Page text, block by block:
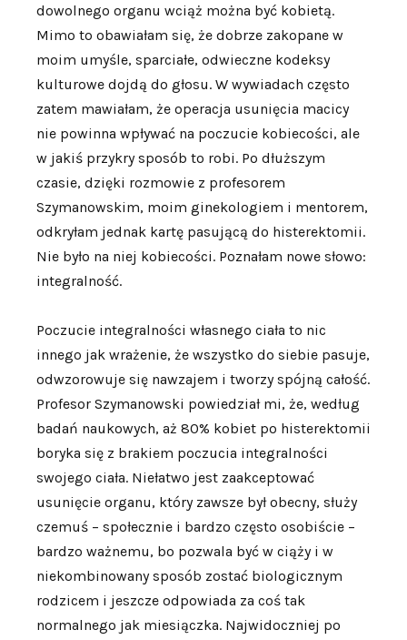
dowolnego organu wciąż można być kobietą.
Mimo to obawiałam się, że dobrze zakopane w
moim umyśle, sparciałe, odwieczne kodeksy
kulturowe dojdą do głosu. W wywiadach często
zatem mawiałam, że operacja usunięcia macicy
nie powinna wpływać na poczucie kobiecości, ale
w jakiś przykry sposób to robi. Po dłuższym
czasie, dzięki rozmowie z profesorem
Szymanowskim, moim ginekologiem i mentorem,
odkryłam jednak kartę pasującą do histerektomii.
Nie było na niej kobiecości. Poznałam nowe słowo:
integralność.
Poczucie integralności własnego ciała to nic
innego jak wrażenie, że wszystko do siebie pasuje,
odwzorowuje się nawzajem i tworzy spójną całość.
Profesor Szymanowski powiedział mi, że, według
badań naukowych, aż 80% kobiet po histerektomii
boryka się z brakiem poczucia integralności
swojego ciała. Niełatwo jest zaakceptować
usunięcie organu, który zawsze był obecny, służy
czemuś – społecznie i bardzo często osobiście –
bardzo ważnemu, bo pozwala być w ciąży i w
niekombinowany sposób zostać biologicznym
rodzicem i jeszcze odpowiada za coś tak
normalnego jak miesiączka. Najwidoczniej po